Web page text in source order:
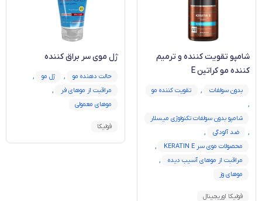
شامپو تقویت کننده و ترمیم
کننده مو کراتین E
بدون سولفات ,
تقویت کننده مو
,
شامپو بدون سولفات تکنولوژی میسلار
,
ضد آلودگی
,
محصولات موی سر KERATIN E
,
مراقبت از موهای آسیب دیده
,
موهای وز
فولیکا اوریجینال
ژل موی سر براق کننده
حالت دهنده مو , ژل مو
,
مراقبت از موهای فر
,
موهای معمولی
فولیکا